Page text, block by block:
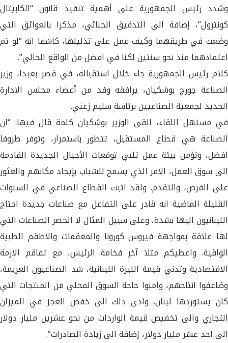
وشدد رئيس الجمهورية على أهمية تنفيذ قانون “الكابيتال
كونترول”، إضافة الى التدقيق الجنائي، مذكرا بالعوائق التي
وضعت في طريقهما وكيف عمل على تذليلها، كاشفا انه “لو تم
اعتمادهما منذ نحو سنتين لكنا في افضل من الواقع الحالي”.
كلام رئيس الجمهورية جاء خلال استقباله، في قصر بعبدا، وزير
الصناعة جورج بوشكيان، يرافقه وفد من أعضاء مجلس الادارة
الجديد لجمعية الصناعيين برئاسة سليم زعني.
في مستهل اللقاء، القى الوزير بوشكيان كلمة قال فيها: “ان
الصناعة هي قطاع المستقبل، تتطور باستمرار، وتوفر ظروفا
افضل، وتؤمن بيئة عمل تلبي توقعات الأجيال الجديدة القادمة
الى سوق العمل، الامر الذي يسمح للشباب بإيجاد مكانهم والعثور
على الفرص، والتقدم. ولقد اثبت القطاع الصناعي في السنوات
القليلة الماضية انه قادر على التفاعل مع صناعات جديدة احتاج
اللبنانيون اليها بشدة، وعلى سبيل المثال لا الحصر الصناعات التي
لها علاقة بمواجهة فيروس كورونا والمعقمات والاطقم الطبية
الواقية. واعطيكم مثلا آخر فخامة الرئيس، مع تفاقم الازمة
الاقتصادية وتدني قيمة الليرة اللبنانية، شد الصناعيون العزيمة،
وضاعفوا انتاجهم، وامنوا حاجة السوق المحلي من المنتجات التي
كان يستوردها لبنان. وادى ذلك الى خفض العجز في الميزان
التجاري والى تخفيض قيمة الواردات من نحو عشرين مليار دولار
الى احد عشر مليار دولار، إضافة الى زيادة الصادرات”.